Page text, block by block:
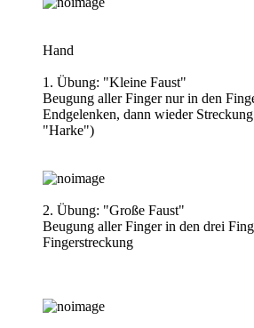
Hand
1. Übung: "Kleine Faust"
Beugung aller Finger nur in den
Endgelenken, dann wieder
"Harke")
2. Übung: "Große Faust"
Beugung aller Finger in den drei
Fingerstreckung